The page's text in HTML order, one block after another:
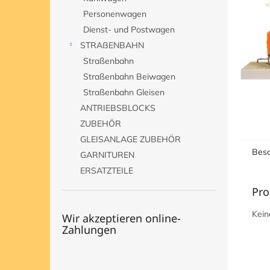
Personenwagen
Dienst- und Postwagen
STRAßENBAHN
Straßenbahn
Straßenbahn Beiwagen
Straßenbahn Gleisen
ANTRIEBSBLOCKS
ZUBEHÖR
GLEISANLAGE ZUBEHÖR
GARNITUREN
ERSATZTEILE
Wir akzeptieren online-
Zahlungen